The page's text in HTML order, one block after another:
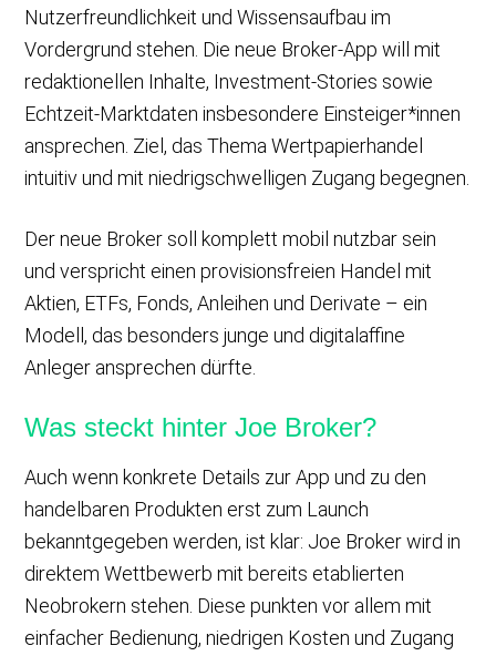
Nutzerfreundlichkeit und Wissensaufbau im
Vordergrund stehen. Die neue Broker-App will mit
redaktionellen Inhalte, Investment-Stories sowie
Echtzeit-Marktdaten insbesondere Einsteiger*innen
ansprechen. Ziel, das Thema Wertpapierhandel
intuitiv und mit niedrigschwelligen Zugang begegnen.
Der neue Broker soll komplett mobil nutzbar sein
und verspricht einen provisionsfreien Handel mit
Aktien, ETFs, Fonds, Anleihen und Derivate – ein
Modell, das besonders junge und digitalaffine
Anleger ansprechen dürfte.
Was steckt hinter Joe Broker?
Auch wenn konkrete Details zur App und zu den
handelbaren Produkten erst zum Launch
bekanntgegeben werden, ist klar: Joe Broker wird in
direktem Wettbewerb mit bereits etablierten
Neobrokern stehen. Diese punkten vor allem mit
einfacher Bedienung, niedrigen Kosten und Zugang